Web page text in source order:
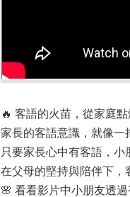
🔥 客語的火苗，從家庭點
家長的客語意識，就像一
只要家長心中有客語，小
在父母的堅持與陪伴下，
🌸 看看影片中小朋友透